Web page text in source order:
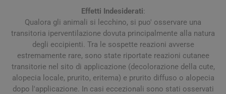
Effetti Indesiderati:
Qualora gli animali si lecchino, si puo' osservare una
transitoria iperventilazione dovuta principalmente alla natura
degli eccipienti. Tra le sospette reazioni avverse
estremamente rare, sono state riportate reazioni cutanee
transitorie nel sito di applicazione (decolorazione della cute,
alopecia locale, prurito, eritema) e prurito diffuso o alopecia
dopo l'applicazione. In casi eccezionali sono stati osservati